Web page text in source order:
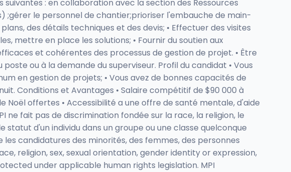
: en collaboration avec la section des Ressources
;gérer le personnel de chantier;prioriser l'embauche de main-
des détails techniques et des devis; • Effectuer des visites
mettre en place les solutions; • Fournir du soutien aux
et cohérentes des processus de gestion de projet. • Être
ou à la demande du superviseur. Profil du candidat • Vous
en gestion de projets; • Vous avez de bonnes capacités de
Conditions et Avantages • Salaire compétitif de $90 000 à
Noël offertes • Accessibilité a une offre de santé mentale, d'aide
ne fait pas de discrimination fondée sur la race, la religion, le
statut d'un individu dans un groupe ou une classe quelconque
candidatures des minorités, des femmes, des personnes
religion, sex, sexual orientation, gender identity or expression,
under applicable human rights legislation. MPI